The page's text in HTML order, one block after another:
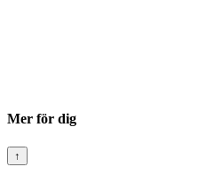
Mer för dig
↑